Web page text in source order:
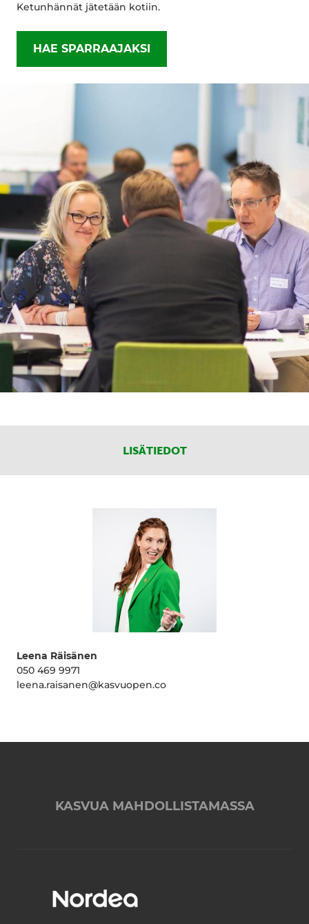
Ketunhännät jätetään kotiin.
HAE SPARRAAJAKSI
LISÄTIEDOT
Leena Räisänen
050 469 9971
leena.raisanen@kasvuopen.co
KASVUA MAHDOLLISTAMASSA